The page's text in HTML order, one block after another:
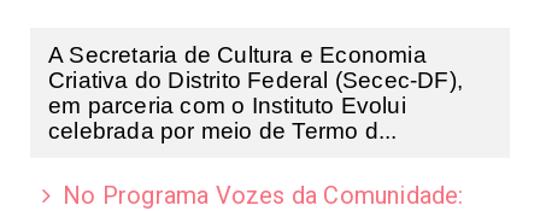
A Secretaria de Cultura e Economia
Criativa do Distrito Federal (Secec-DF),
em parceria com o Instituto Evolui
celebrada por meio de Termo d...
No Programa Vozes da Comunidade: